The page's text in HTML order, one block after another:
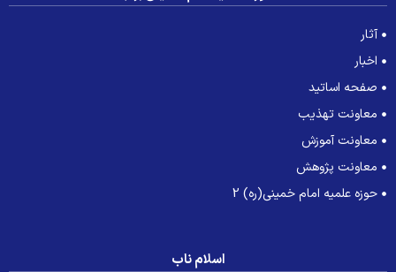
آثار
اخبار
صفحه اساتید
معاونت تهذیب
معاونت آموزش
معاونت پژوهش
حوزه علمیه امام خمینی(ره) 2
اسلام ناب